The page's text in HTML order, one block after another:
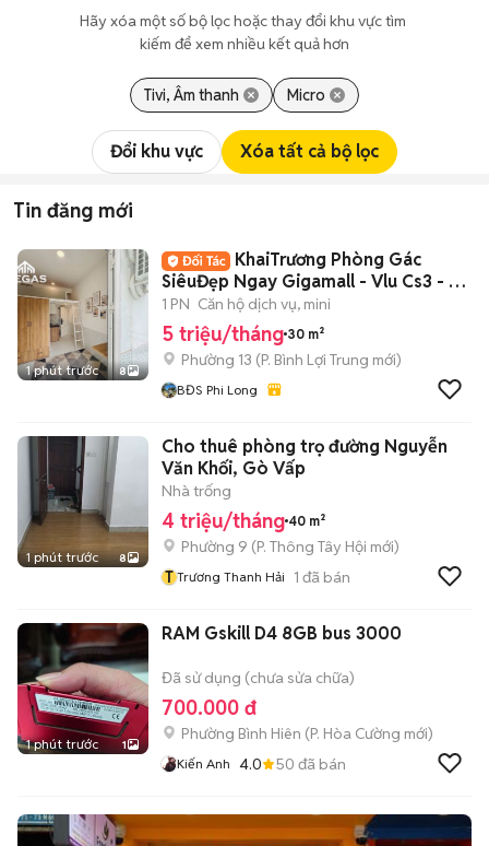
Hãy xóa một số bộ lọc hoặc thay đổi khu vực tìm
kiếm để xem nhiều kết quả hơn
Tivi, Âm thanh Micro
Đổi khu vực Xóa tất cả bộ lọc
Tin đăng mới
1 phút trước 8
KhaiTrương Phòng Gác
SiêuĐẹp Ngay Gigamall - Vlu Cs3 - Đh
Luật Full NT
1 PN Căn hộ dịch vụ, mini
5 triệu/tháng 30 m²
Phường 13 (P. Bình Lợi Trung mới)
BĐS Phi Long
1 phút trước 8
Cho thuê phòng trọ đường Nguyễn
Văn Khối, Gò Vấp
Nhà trống
4 triệu/tháng 40 m²
Phường 9 (P. Thông Tây Hội mới)
T Trương Thanh Hải 1 đã bán
1 phút trước 1
RAM Gskill D4 8GB bus 3000
Đã sử dụng (chưa sửa chữa)
700.000 đ
Phường Bình Hiên (P. Hòa Cường mới)
Kiến Anh 4.0 50 đã bán